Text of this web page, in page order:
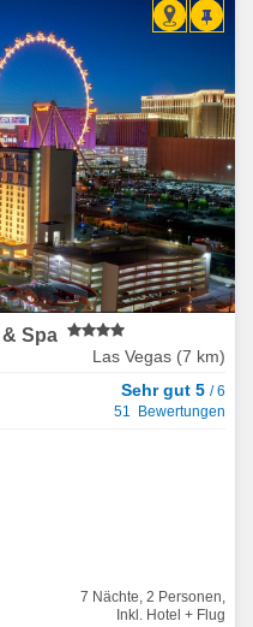
Spa
Las Vegas (7 km)
Sehr gut 5 / 6
51 Bewertungen
7 Nächte, 2 Personen,
Inkl. Hotel + Flug